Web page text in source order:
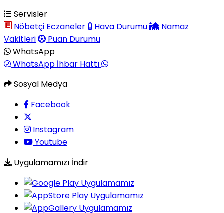
Servisler
Nöbetçi Eczaneler
Hava Durumu
Namaz
Vakitleri
Puan Durumu
WhatsApp
WhatsApp İhbar Hattı
Sosyal Medya
Facebook
Instagram
Youtube
Uygulamamızı İndir